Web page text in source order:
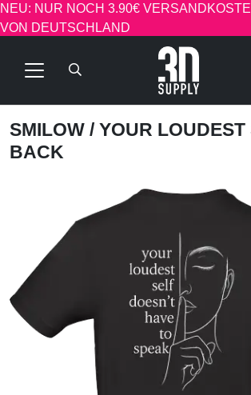
NEU: NUR NOCH 3.90€
VON DEUTSCHLAND
SMILOW / YOUR LOUDEST
BACK